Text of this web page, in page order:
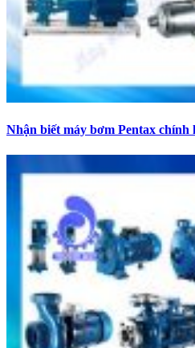
Nhận biết máy bơm Pentax chính